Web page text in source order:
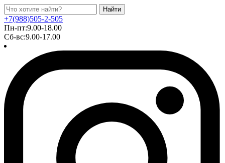
Найти
+7(988)505-2-505
Пн-пт:9.00-18.00
Сб-вс:9.00-17.00